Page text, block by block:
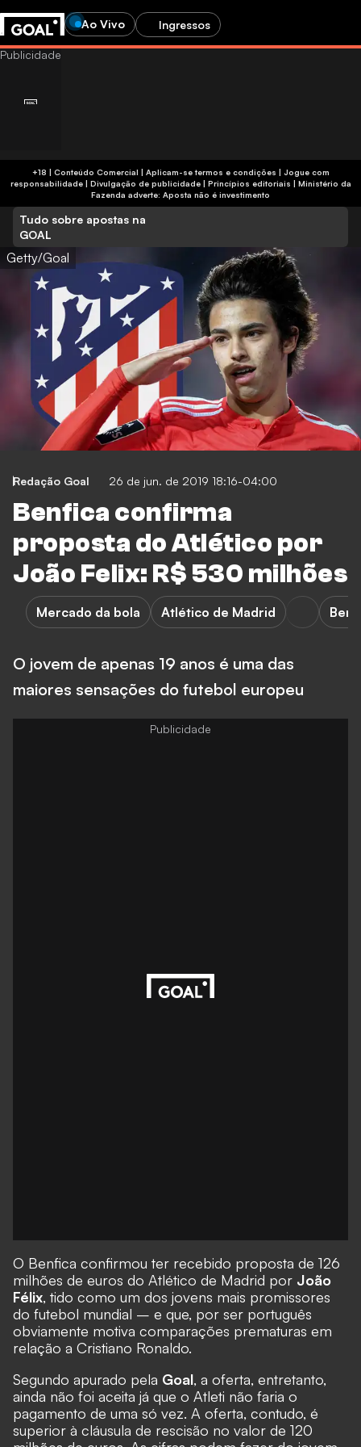
Ao Vivo Ingressos
+18 | Conteúdo Comercial | Aplicam-se termos e condições | Jogue com
responsabilidade| Divulgação de publicidade| Princípios editoriais | Ministério da
Fazenda adverte: Aposta não é investimento
Tudo sobre apostas na
GOAL
Getty/Goal
Redação Goal 26 de jun. de 2019 18:16-04:00
Benfica confirma
proposta do Atlético por
João Felix: R$ 530 milhões
Mercado da bola Atlético de Madrid
O jovem de apenas 19 anos é uma das
maiores sensações do futebol europeu
O Benfica confirmou ter recebido proposta de 126
milhões de euros do Atlético de Madrid por João
Félix, tido como um dos jovens mais promissores
do futebol mundial – e que, por ser português
obviamente motiva comparações prematuras em
relação a Cristiano Ronaldo.
Segundo apurado pela Goal, a oferta, entretanto,
ainda não foi aceita já que o Atleti não faria o
pagamento de uma só vez. A oferta, contudo, é
superior à cláusula de rescisão no valor de 120